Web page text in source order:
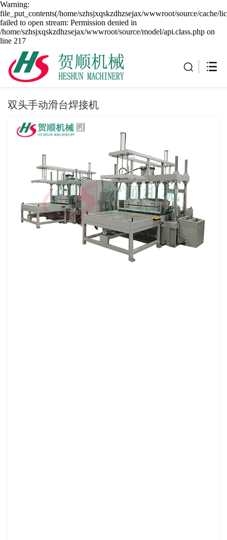
Warning:
file_put_contents(/home/szhsjxqskzdhzsejax/wwwroot/source/cache/
failed to open stream: Permission denied in
/home/szhsjxqskzdhzsejax/wwwroot/source/model/api.class.php on
line 217
双头手动滑台焊接机